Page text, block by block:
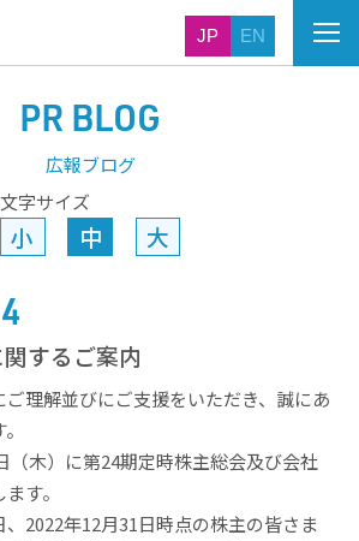
JP EN
PR BLOG
広報ブログ
文字サイズ
小 中 大
するご案内
理解並びにご支援をいただき、誠にあ
（木）に第24期定時株主総会及び会社
す。
2022年12月31日時点の株主の皆さま